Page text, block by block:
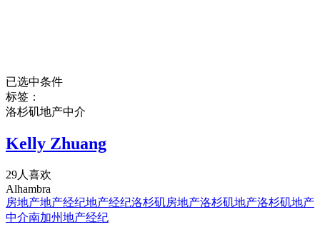
已选中条件
标签：
洛杉矶地产中介
Kelly Zhuang
29人喜欢
Alhambra
房地产地产经纪地产经纪洛杉矶房地产洛杉矶地产洛杉矶地产
中介南加州地产经纪